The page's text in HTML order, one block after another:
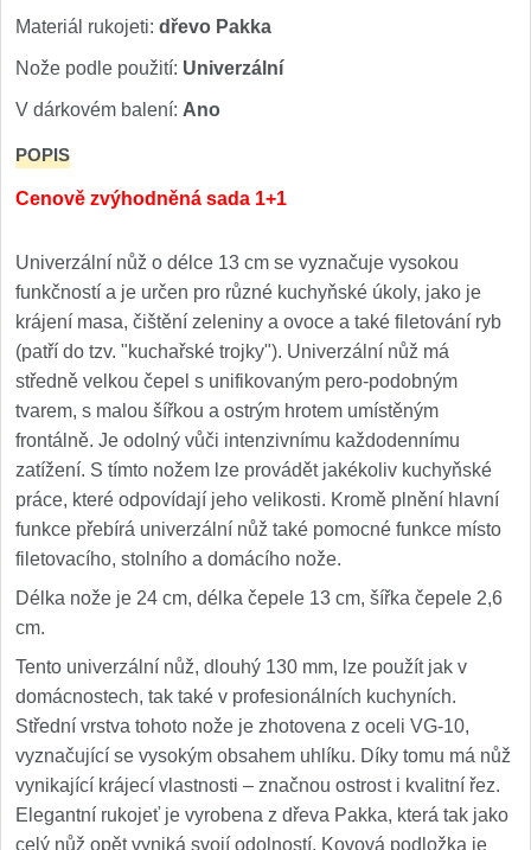
Materiál rukojeti: dřevo Pakka
Nože podle použití: Univerzální
V dárkovém balení: Ano
POPIS
Cenově zvýhodněná sada 1+1
Univerzální nůž o délce 13 cm se vyznačuje vysokou
funkčností a je určen pro různé kuchyňské úkoly, jako je
krájení masa, čištění zeleniny a ovoce a také filetování ryb
(patří do tzv. "kuchařské trojky"). Univerzální nůž má
středně velkou čepel s unifikovaným pero-podobným
tvarem, s malou šířkou a ostrým hrotem umístěným
frontálně. Je odolný vůči intenzivnímu každodennímu
zatížení. S tímto nožem lze provádět jakékoliv kuchyňské
práce, které odpovídají jeho velikosti. Kromě plnění hlavní
funkce přebírá univerzální nůž také pomocné funkce místo
filetovacího, stolního a domácího nože.
Délka nože je 24 cm, délka čepele 13 cm, šířka čepele 2,6
cm.
Tento univerzální nůž, dlouhý 130 mm, lze použít jak v
domácnostech, tak také v profesionálních kuchyních.
Střední vrstva tohoto nože je zhotovena z oceli VG-10,
vyznačující se vysokým obsahem uhlíku. Díky tomu má nůž
vynikající krájecí vlastnosti – značnou ostrost i kvalitní řez.
Elegantní rukojeť je vyrobena z dřeva Pakka, která tak jako
celý nůž opět vyniká svojí odolností. Kovová podložka je